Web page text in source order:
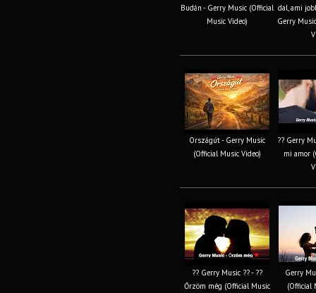
Budán - Gerry Music (Official
Music Video)
dal, ami
Gerry
Országút - Gerry Music
(Official Music Video)
?? Gerry
mi amor
?? Gerry Music ?? - ??
Őrzöm még (Official Music
Gerry
(Official